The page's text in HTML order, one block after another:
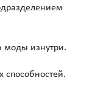
моды изнутри.
способностей.